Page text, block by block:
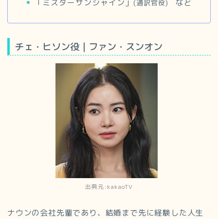
「ミスターサンシャイン」 (通訳官役) など
チェ・ヒソン役｜ファン・スンオン
出典元:kakaoTV
ナウンの会社先輩であり、結婚まで先に経験した人生